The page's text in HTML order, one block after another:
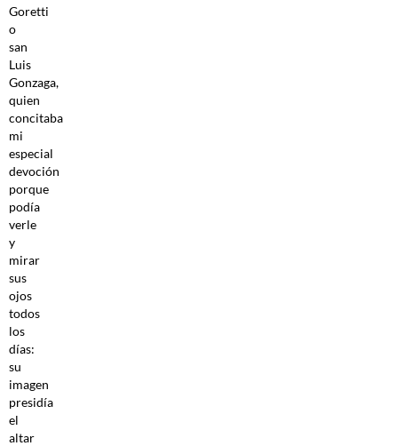
Goretti
o
san
Luis
Gonzaga,
quien
concitaba
mi
especial
devoción
porque
podía
verle
y
mirar
sus
ojos
todos
los
días:
su
imagen
presidía
el
altar